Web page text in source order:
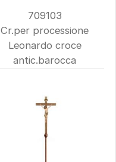
709103
Cr.per processione
Leonardo croce
antic.barocca